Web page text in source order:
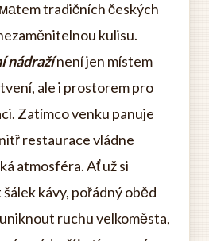
tradičních českých
kulisu.
nádražínení jen místem
ale i prostorem pro
Zatímco venku panuje
restaurace vládne
atmosféra. Ať už si
kávy, pořádný oběd
ruchu velkoměsta,